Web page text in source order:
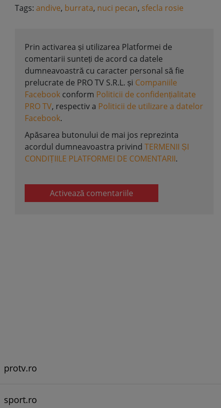
Tags: andive, burrata, nuci pecan, sfecla rosie
Prin activarea și utilizarea Platformei de
comentarii sunteți de acord ca datele
dumneavoastră cu caracter personal să fie
prelucrate de PRO TV S.R.L. și Companiile
Facebook conform Politicii de confidențialitate
PRO TV, respectiv a Politicii de utilizare a datelor
Facebook.
Apăsarea butonului de mai jos reprezinta
acordul dumneavoastra privind TERMENII ȘI
CONDIȚIILE PLATFORMEI DE COMENTARII.
Activează comentariile
protv.ro
sport.ro